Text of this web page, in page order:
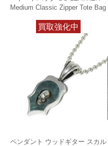
Medium Classic Zipper Tote Bag
買取強化中
ペンダント ウッドギター スカル